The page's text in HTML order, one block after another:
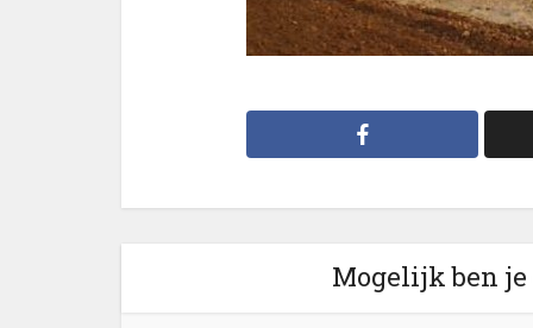
Mogelijk ben